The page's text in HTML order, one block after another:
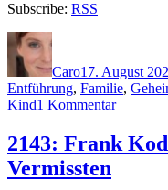
Subscribe: RSS
Autor
Caro17. August
Entführung, Familie,
Kind1 Kommentarzu
Henri
Faber
2143: Frank
Vermissten